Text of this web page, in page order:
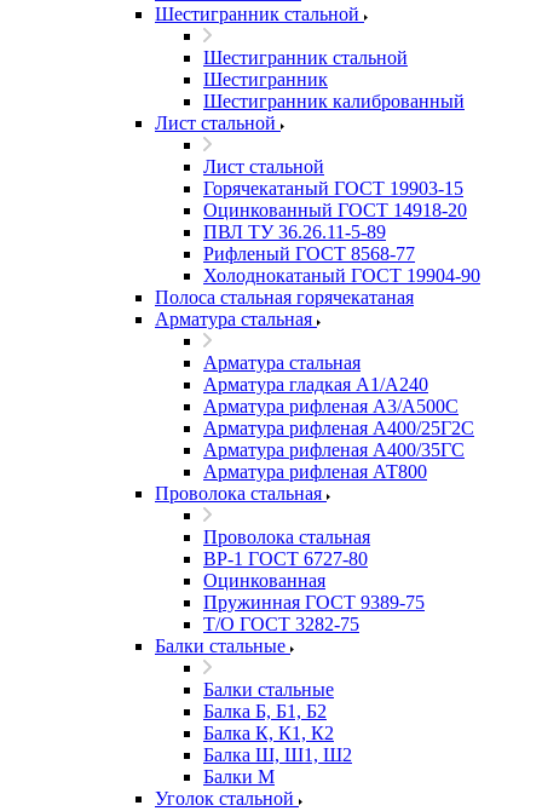
Шестигранник стальной
Шестигранник стальной
Шестигранник
Шестигранник калиброванный
Лист стальной
Лист стальной
Горячекатаный ГОСТ 19903-15
Оцинкованный ГОСТ 14918-20
ПВЛ ТУ 36.26.11-5-89
Рифленый ГОСТ 8568-77
Холоднокатаный ГОСТ 19904-90
Полоса стальная горячекатаная
Арматура стальная
Арматура стальная
Арматура гладкая А1/А240
Арматура рифленая А3/А500С
Арматура рифленая А400/25Г2С
Арматура рифленая А400/35ГС
Арматура рифленая АТ800
Проволока стальная
Проволока стальная
ВР-1 ГОСТ 6727-80
Оцинкованная
Пружинная ГОСТ 9389-75
Т/О ГОСТ 3282-75
Балки стальные
Балки стальные
Балка Б, Б1, Б2
Балка К, К1, К2
Балка Ш, Ш1, Ш2
Балки М
Уголок стальной